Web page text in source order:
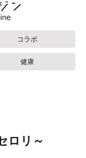
コラボ
健康
ロリ～